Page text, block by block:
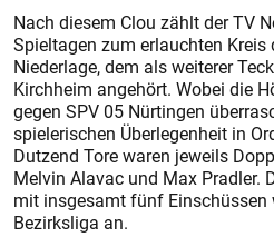
Nach diesem Clou zählt der TV
Spieltagen zum erlauchten
Niederlage, dem als weiterer
Kirchheim angehört. Wobei die
gegen SPV 05 Nürtingen
spielerischen Überlegenheit in
Dutzend Tore waren jeweils
Melvin Alavac und Max Pradler.
mit insgesamt fünf Einschüssen
Bezirksliga an.